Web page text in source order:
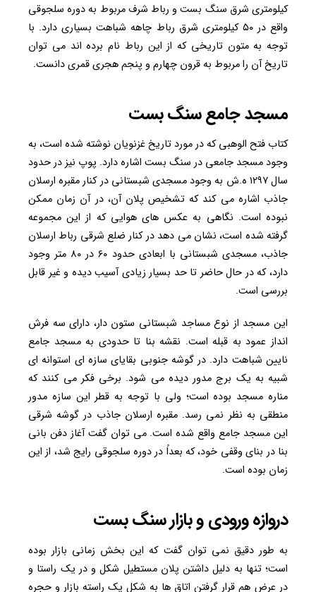
کیلومتری شرق سنگ بست و رباط شرف مربوط به دوره سلجوقی
واقع در ۵۰ کیلومتری شرق رباط چاهه شباهت بسیاری دارد. با
توجه به متون تاریخی که از این رباط نام برده اند می توان
تاریخ آن را مربوط به قرون چهارم و پنجم هجری قمری دانست.
مسجد جامع سنگ بست
کتاب فتح الوهبی که در مورد تاریخ غزنویان نوشته شده است، به
وجود مسجد جامعی در سنگ بست اشاره دارد. پوپ نیز در حدود
سال ۱۲۹۷ ه.ش به وجود مسجدی شبستانی در کنار مقبره ارسلان
جاذب اشاره می کند که تشخیص پلان آن، در آن زمان ممکن
نبوده است. نگاهی به عکس های هوایی که از این مجموعه
گرفته شده است، نشان می دهد در کنار ضلع شرقی رباط ارسلان
جاذب، مسجدی شبستانی با ابعادی حدود ۶۰ در ۸۰ متر وجود
دارد، که در حال حاضر تا حد بسیار زیادی آسیب دیده و غیر قابل
بررسی است.
این مسجد از نوع مساجد شبستانی ستون دار، دارای سه فرش
انداز عمود به قبله است. نقشه بنا تا حدودی به مسجد جامع
نایین شباهت دارد. در گوشه جنوبی بقایای سازه ای استوانه ای
شبیه به یک برج مدور دیده می شود. برخی فکر می کنند که
مناره مسجد بوده است؛ ولی با توجه به قطر این سازه مدور
منطقی به نظر نمی رسد. مقبره ارسلان جاذب در گوشه شرقی
این مسجد جامع واقع شده است. می توان گفت آغاز دفن بانی
بنا در بنای وقفی خود، که بعداً در دوره سلجوقی رایج شد، از این
زمان بوده است.
دروازه ورودی و بازار سنگ بست
به طور دقیق نمی توان گفت که این بخش زمانی بازار بوده
است؛ تنها به دلیل داشتن پلان مستطیل شکل و در یک راستا و
در عرض هم قرار گرفتن اتاق ها به شکل یک راسته بازار و حجره